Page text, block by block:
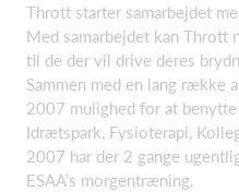
Thrott starter samarbejdet
Med samarbejdet kan Thrott
til de der vil drive deres
Sammen med en lang række
2007 mulighed for at
Idrætspark, Fysioterapi,
2007 har der 2 gange
ESAA’s morgentræning.